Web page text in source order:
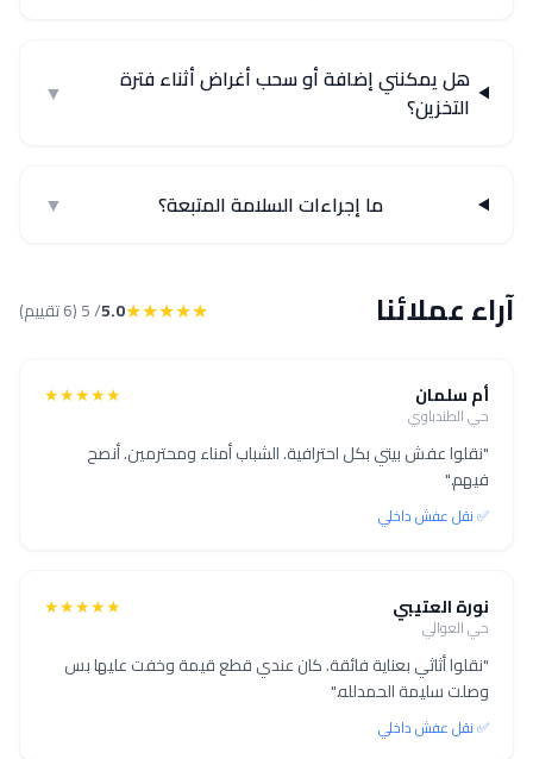
هل يمكنني إضافة أو سحب أغراض أثناء فترة
التخزين؟
▼
ما إجراءات السلامة المتبعة؟ ▼
آراء عملائنا ★★★★★
5.0/ 5 (6 تقييم)
أم سلمان
حي الطندباوي
★★★★★
"نقلوا عفش بيتي بكل احترافية. الشباب أمناء ومحترمين. أنصح
فيهم."
✅ نقل عفش داخلي
نورة العتيبي
حي العوالي
★★★★★
"نقلوا أثاثي بعناية فائقة. كان عندي قطع قيمة وخفت عليها بس
وصلت سليمة الحمدلله."
✅ نقل عفش داخلي